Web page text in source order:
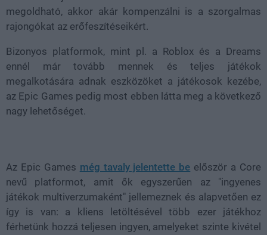
megoldható, akkor akár kompenzálni is a szorgalmas
rajongókat az erőfeszítéseikért.
Bizonyos platformok, mint pl. a Roblox és a Dreams
ennél már tovább mennek és teljes játékok
megalkotására adnak eszközöket a játékosok kezébe,
az Epic Games pedig most ebben látta meg a következő
nagy lehetőséget.
Az Epic Games még tavaly jelentette be először a Core
nevű platformot, amit ők egyszerűen az "ingyenes
játékok multiverzumaként" jellemeznek és alapvetően ez
így is van: a kliens letöltésével több ezer játékhoz
férhetünk hozzá teljesen ingyen, amelyeket szinte kivétel